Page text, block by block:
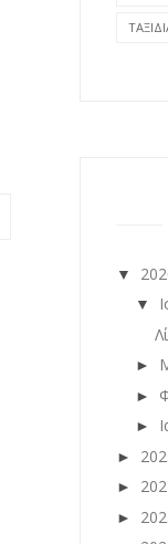
▼
▼
►
►
►
►
►
►